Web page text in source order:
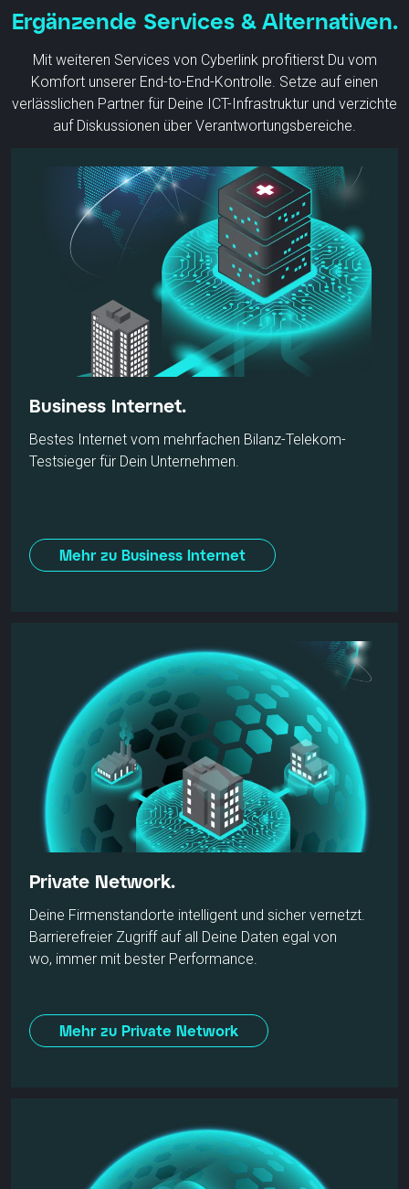
Ergänzende Services & Alternativen.
Mit weiteren Services von Cyberlink profitierst Du vom
Komfort unserer End-to-End-Kontrolle. Setze auf einen
verlässlichen Partner für Deine ICT-Infrastruktur und verzichte
auf Diskussionen über Verantwortungsbereiche.
Business Internet.
Bestes Internet vom mehrfachen Bilanz-Telekom-
Testsieger für Dein Unternehmen.
Mehr zu Business Internet
Private Network.
Deine Firmenstandorte intelligent und sicher vernetzt.
Barrierefreier Zugriff auf all Deine Daten egal von
wo, immer mit bester Performance.
Mehr zu Private Network